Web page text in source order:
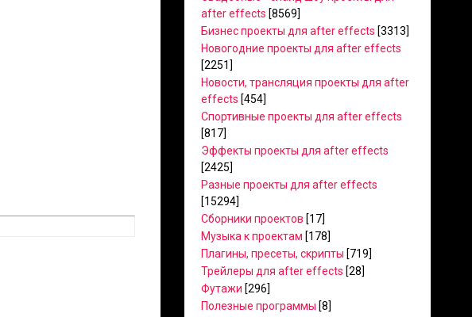
after effects [8569]
Бизнес проекты для after effects [3313]
Новогодние проекты для after effects
[2251]
Новости, трансляция проекты для after
effects [454]
Спортивные проекты для after effects
[817]
Эффекты проекты для after effects
[2425]
Разные проекты для after effects
[15294]
Сборники проектов [17]
Музыка к проектам [178]
Плагины, пресеты, скрипты [719]
Трейлеры для after effects [28]
Футажи [296]
Полезные программы [8]